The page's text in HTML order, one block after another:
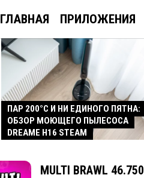
ГЛАВНАЯ ПРИЛОЖЕНИЯ
ПАР 200°C И НИ ЕДИНОГО ПЯТНА:
ОБЗОР МОЮЩЕГО ПЫЛЕСОСА
DREAME H16 STEAM
MULTI BRAWL 46.750